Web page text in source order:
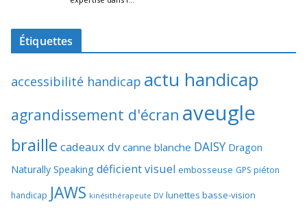
Étiquettes
accessibilité handicap actu handicap
agrandissement d'écran aveugle
braille cadeaux dv canne blanche DAISY Dragon
Naturally Speaking déficient visuel embosseuse GPS piéton
handicap JAWS kinésithérapeute DV lunettes basse-vision